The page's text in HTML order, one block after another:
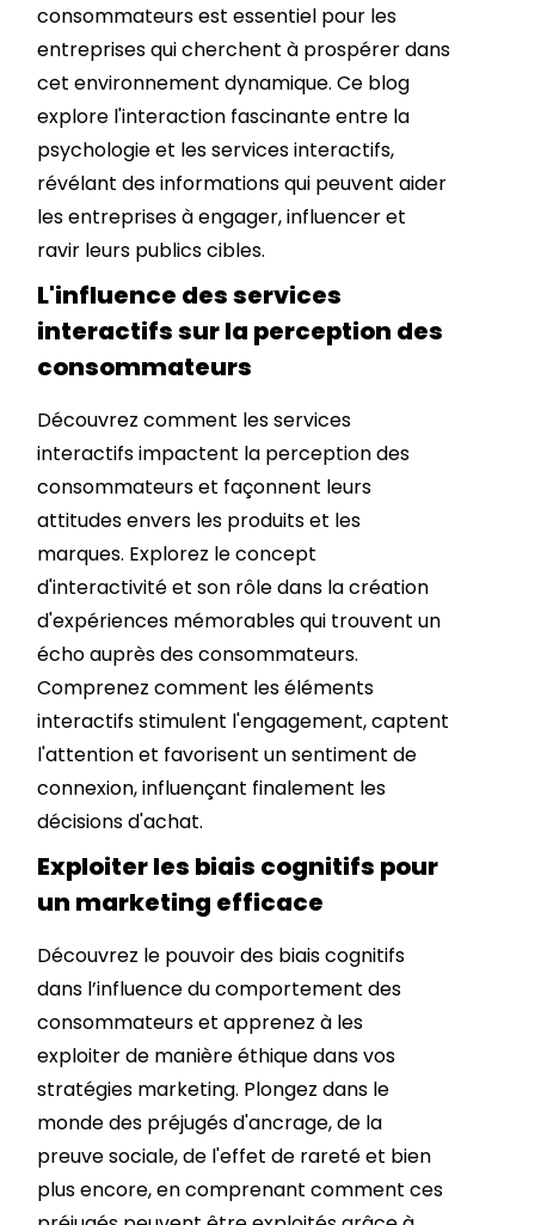
consommateurs est essentiel pour les
entreprises qui cherchent à prospérer dans
cet environnement dynamique. Ce blog
explore l'interaction fascinante entre la
psychologie et les services interactifs,
révélant des informations qui peuvent aider
les entreprises à engager, influencer et
ravir leurs publics cibles.
L'influence des services
interactifs sur la perception des
consommateurs
Découvrez comment les services
interactifs impactent la perception des
consommateurs et façonnent leurs
attitudes envers les produits et les
marques. Explorez le concept
d'interactivité et son rôle dans la création
d'expériences mémorables qui trouvent un
écho auprès des consommateurs.
Comprenez comment les éléments
interactifs stimulent l'engagement, captent
l'attention et favorisent un sentiment de
connexion, influençant finalement les
décisions d'achat.
Exploiter les biais cognitifs pour
un marketing efficace
Découvrez le pouvoir des biais cognitifs
dans l’influence du comportement des
consommateurs et apprenez à les
exploiter de manière éthique dans vos
stratégies marketing. Plongez dans le
monde des préjugés d'ancrage, de la
preuve sociale, de l'effet de rareté et bien
plus encore, en comprenant comment ces